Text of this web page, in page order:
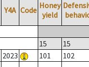
Y4A Code Honey
yield
15
15
2023 101 102